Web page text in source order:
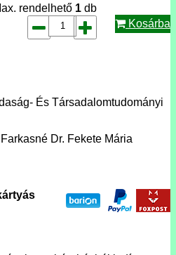
rendelhető 1 db
Kosárba
És Társadalomtudományi
Dr. Fekete Mária